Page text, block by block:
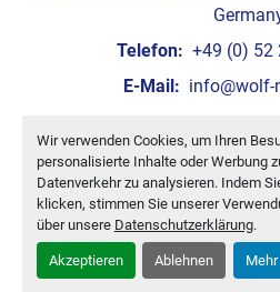
Wir verwenden Cookies, um Ihren
personalisierte Inhalte oder Werbung
Datenverkehr zu analysieren. Indem
klicken, stimmen Sie unserer
über unsere Datenschutzerklärung.
Akzeptieren Ablehnen
Telefon: +49 (0) 52
E-Mail: info@wolf-
Cookie-
Machinio System-